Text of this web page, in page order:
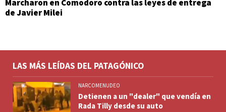
Marcharon en Comodoro contra las leyes de entrega
de Javier Milei
LAS MÁS LEÍDAS DEL PATAGÓNICO
NARCOMENUDEO
Detienen a un "dealer" que vendía en
Rada Tilly desde su auto